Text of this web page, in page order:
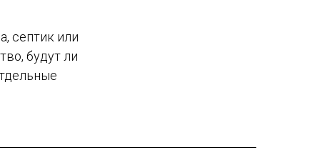
септик или
будут ли